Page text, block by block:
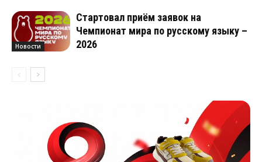
Новости
Стартовал приём заявок на
Чемпионат мира по русскому языку –
2026